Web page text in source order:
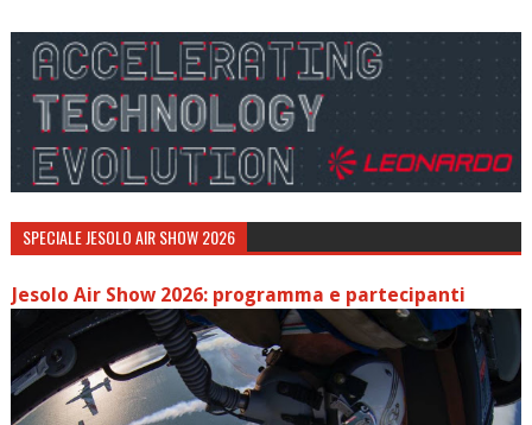
SPECIALE JESOLO AIR SHOW 2026
Jesolo Air Show 2026: programma e partecipanti